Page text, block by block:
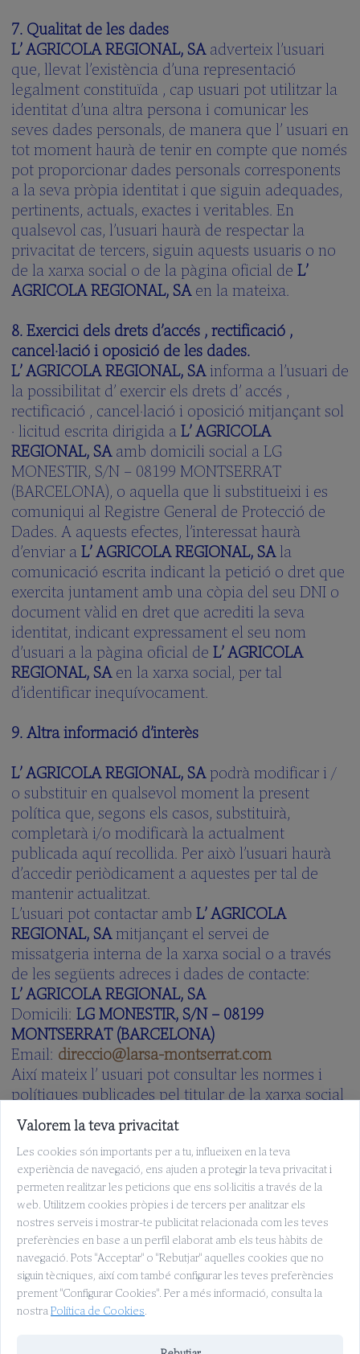
7. Qualitat de les dades
L’ AGRICOLA REGIONAL, SAadverteix l’usuari
que, llevat l’existència d’una representació
legalment constituïda , cap usuari pot utilitzar la
identitat d’una altra persona i comunicar les
seves dades personals, de manera que l’ usuari en
tot moment haurà de tenir en compte que només
pot proporcionar dades personals corresponents
a la seva pròpia identitat i que siguin adequades,
pertinents, actuals, exactes i veritables. En
qualsevol cas, l’usuari haurà de respectar la
privacitat de tercers, siguin aquests usuaris o no
de la xarxa social o de la pàgina oficial de L’
AGRICOLA REGIONAL, SAen la mateixa.
8. Exercici dels drets d’accés , rectificació ,
cancel·lació i oposició de les dades.
L’ AGRICOLA REGIONAL, SAinforma a l’usuari de
la possibilitat d’ exercir els drets d’ accés ,
rectificació , cancel·lació i oposició mitjançant sol
· licitud escrita dirigida aL’ AGRICOLA
REGIONAL, SAamb domicili social a LG
MONESTIR, S/N – 08199 MONTSERRAT
(BARCELONA), o aquella que li substitueixi i es
comuniqui al Registre General de Protecció de
Dades. A aquests efectes, l’interessat haurà
d’enviar aL’ AGRICOLA REGIONAL, SAla
comunicació escrita indicant la petició o dret que
exercita juntament amb una còpia del seu DNI o
document vàlid en dret que acrediti la seva
identitat, indicant expressament el seu nom
d’usuari a la pàgina oficial de L’ AGRICOLA
REGIONAL, SAen la xarxa social, per tal
d’identificar inequívocament.
9. Altra informació d’interès
L’ AGRICOLA REGIONAL, SApodrà modificar i /
o substituir en qualsevol moment la present
política que, segons els casos, substituirà,
completarà i/o modificarà la actualment
publicada aquí recollida. Per això l’usuari haurà
d’accedir periòdicament a aquestes per tal de
mantenir actualitzat.
L’usuari pot contactar amb L’ AGRICOLA
REGIONAL, SAmitjançant el servei de
missatgeria interna de la xarxa social o a través
de les següents adreces i dades de contacte:
L’ AGRICOLA REGIONAL, SA
Domicili: LG MONESTIR, S/N – 08199
MONTSERRAT (BARCELONA)
Email: direccio@larsa-montserrat.com
Així mateix l’ usuari pot consultar les normes i
polítiques publicades pel titular de la xarxa social
per a l’ús de la mateixa.
Valorem la teva privacitat
Les cookies són importants per a tu, influeixen en la teva
experiència de navegació, ens ajuden a protegir la teva privacitat i
permeten realitzar les peticions que ens sol·licitis a través de la
web. Utilitzem cookies pròpies i de tercers per analitzar els
nostres serveis i mostrar-te publicitat relacionada com les teves
preferències en base a un perfil elaborat amb els teus hàbits de
navegació. Pots "Acceptar" o "Rebutjar" aquelles cookies que no
siguin tècniques, així com també configurar les teves preferències
prement "Configurar Cookies". Per a més informació, consulta la
nostraPolítica de Cookies.